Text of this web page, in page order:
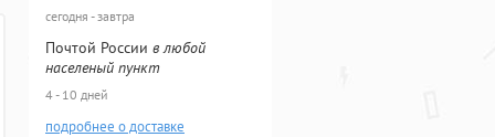
сегодня - завтра
Почтой России в любой
населеный пункт
4 - 10 дней
подробнее о доставке